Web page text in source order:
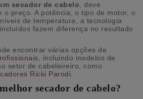
secador de cabelo, deve
o preço. A potência, o tipo de motor, o
de temperatura, a tecnologia
fazem diferença no resultado
encontrar várias opções de
, incluindo modelos de
setor de cabeleireiro, como
Ricki Parodi
secador de cabelo?